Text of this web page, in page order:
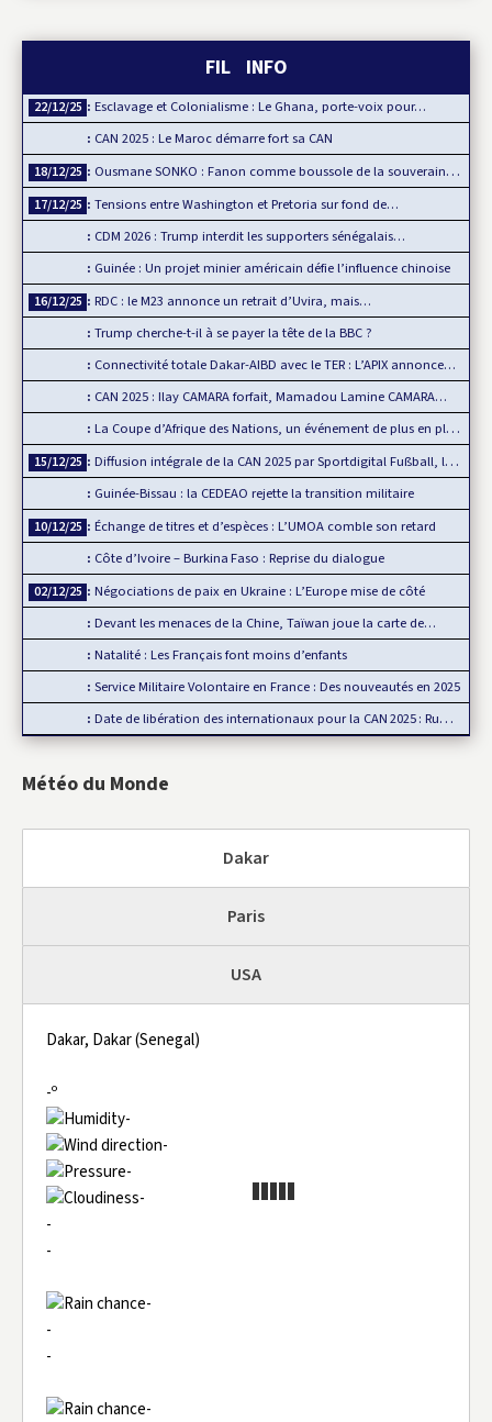
FIL INFO
22/12/25
Esclavage et Colonialisme : Le Ghana, porte-voix pour…
CAN 2025 : Le Maroc démarre fort sa CAN
18/12/25 Ousmane SONKO : Fanon comme boussole de la souveraineté…
17/12/25
Tensions entre Washington et Pretoria sur fond de…
CDM 2026 : Trump interdit les supporters sénégalais…
Guinée : Un projet minier américain défie l’influence chinoise
16/12/25
RDC : le M23 annonce un retrait d’Uvira, mais…
Trump cherche-t-il à se payer la tête de la BBC ?
Connectivité totale Dakar-AIBD avec le TER : L’APIX annonce…
CAN 2025 : Ilay CAMARA forfait, Mamadou Lamine CAMARA…
La Coupe d’Afrique des Nations, un événement de plus en plus…
15/12/25
Diffusion intégrale de la CAN 2025 par Sportdigital Fußball, le…
Guinée-Bissau : la CEDEAO rejette la transition militaire
10/12/25
Échange de titres et d’espèces : L’UMOA comble son retard
Côte d’Ivoire – Burkina Faso : Reprise du dialogue
02/12/25
Négociations de paix en Ukraine : L’Europe mise de côté
Devant les menaces de la Chine, Taïwan joue la carte de…
Natalité : Les Français font moins d’enfants
Service Militaire Volontaire en France : Des nouveautés en 2025
Date de libération des internationaux pour la CAN 2025 : Rumeur ou…
Météo du Monde
Dakar
Paris
USA
Dakar, Dakar (Senegal)
-º
-
-
-
-
-
-
-
-
-
-